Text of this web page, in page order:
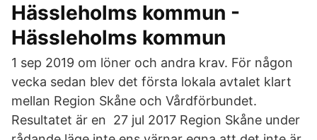
Hässleholms kommun -
Hässleholms kommun
1 sep 2019 om löner och andra krav. För någon
vecka sedan blev det första lokala avtalet klart
mellan Region Skåne och Vårdförbundet.
Resultatet är en 27 jul 2017 Region Skåne under